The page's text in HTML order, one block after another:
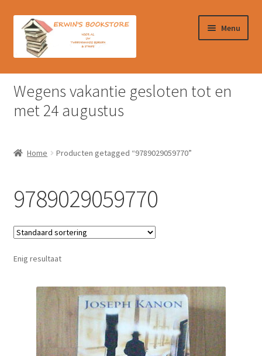
door
naar
naar
Menu
Home
Afrekenen
Verzendkosten & Ophalen boeken
Winkelmand
Wegens vakantie gesloten tot en
met 24 augustus
Home Producten getagged “9789029059770”
9789029059770
Enig resultaat